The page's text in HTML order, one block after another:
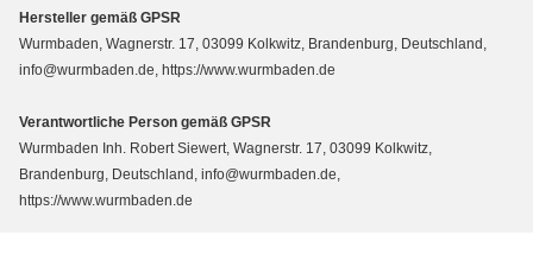
Hersteller gemäß GPSR
Wurmbaden, Wagnerstr. 17, 03099 Kolkwitz, Brandenburg, Deutschland,
info@wurmbaden.de, https://www.wurmbaden.de
Verantwortliche Person gemäß GPSR
Wurmbaden Inh. Robert Siewert, Wagnerstr. 17, 03099 Kolkwitz,
Brandenburg, Deutschland, info@wurmbaden.de,
https://www.wurmbaden.de